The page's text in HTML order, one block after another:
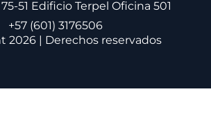
51 Edificio Terpel Oficina 501
+57 (601) 3176506
2026 | Derechos reservados